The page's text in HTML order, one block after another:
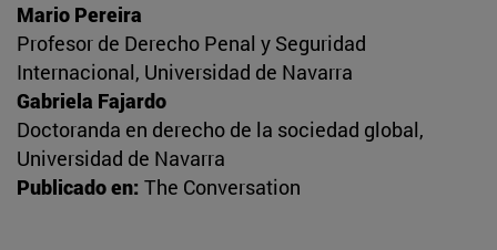
Mario Pereira
Profesor de Derecho Penal y Seguridad
Internacional, Universidad de Navarra
Gabriela Fajardo
Doctoranda en derecho de la sociedad global,
Universidad de Navarra
Publicado en: The Conversation